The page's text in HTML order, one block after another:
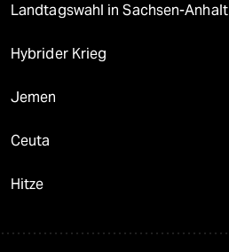
Landtagswahl in Sachsen-Anhalt
Hybrider Krieg
Jemen
Ceuta
Hitze